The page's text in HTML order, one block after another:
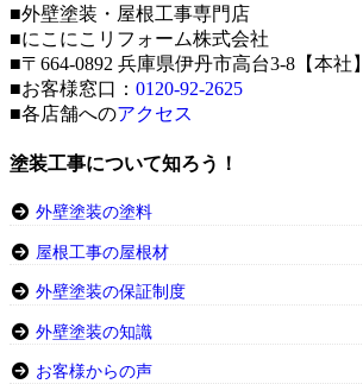
■外壁塗装・屋根工事専門店
■にこにこリフォーム株式会社
■〒664-0892 兵庫県伊丹市高台3-8【本社】
■お客様窓口： 0120-92-2625
■各店舗へのアクセス
塗装工事について知ろう！
外壁塗装の塗料
屋根工事の屋根材
外壁塗装の保証制度
外壁塗装の知識
お客様からの声